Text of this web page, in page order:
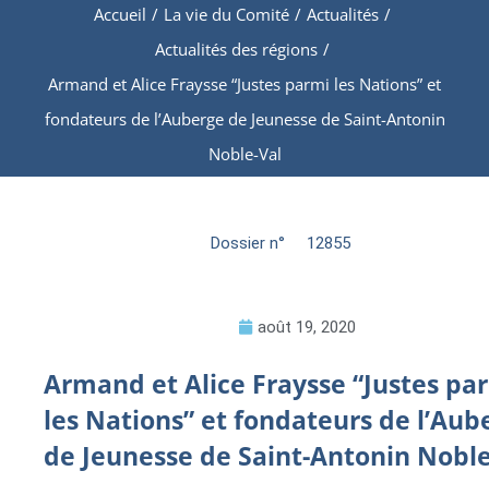
Accueil / La vie du Comité / Actualités /
Actualités des régions /
Armand et Alice Fraysse “Justes parmi les Nations” et
fondateurs de l’Auberge de Jeunesse de Saint-Antonin
Noble-Val
Dossier n° 12855
août 19, 2020
Armand et Alice Fraysse “Justes
les Nations” et fondateurs de
de Jeunesse de Saint-Antonin